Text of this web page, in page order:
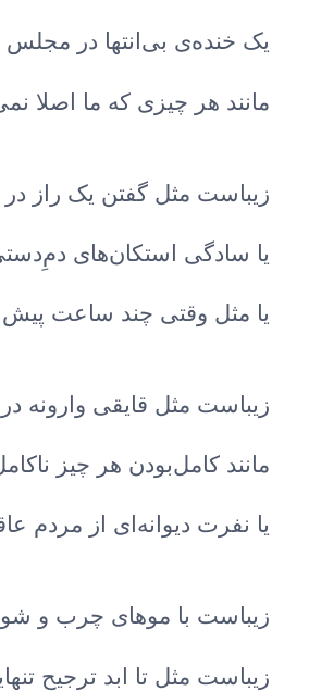
یک خنده‌ی بی‌انتها در مجلس
مانند هر چیزی که ما اصلا
زیباست مثل گفتن یک راز
یا سادگی استکان‌های
یا مثل وقتی چند ساعت
زیباست مثل قایقی وارونه
مانند کامل‌بودن هر چیز
یا نفرت دیوانه‌ای از مردم
زیباست با موهای چرب و
زیباست مثل تا ابد ترجیحِ